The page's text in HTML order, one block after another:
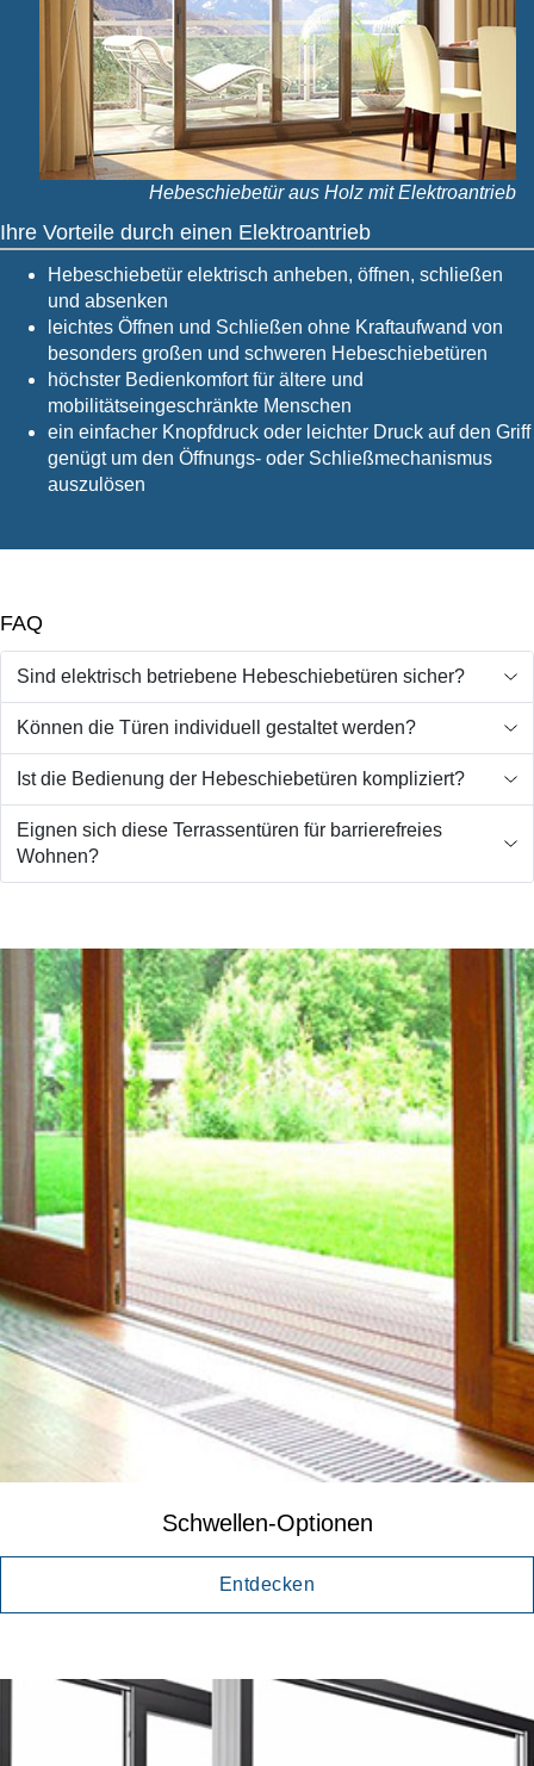
Hebeschiebetür aus Holz mit Elektroantrieb
Ihre Vorteile durch einen Elektroantrieb
Hebeschiebetür elektrisch anheben, öffnen, schließen
und absenken
leichtes Öffnen und Schließen ohne Kraftaufwand von
besonders großen und schweren Hebeschiebetüren
höchster Bedienkomfort für ältere und
mobilitätseingeschränkte Menschen
ein einfacher Knopfdruck oder leichter Druck auf den Griff
genügt um den Öffnungs- oder Schließmechanismus
auszulösen
FAQ
Sind elektrisch betriebene Hebeschiebetüren sicher?
Können die Türen individuell gestaltet werden?
Ist die Bedienung der Hebeschiebetüren kompliziert?
Eignen sich diese Terrassentüren für barrierefreies
Wohnen?
Schwellen-Optionen
Entdecken